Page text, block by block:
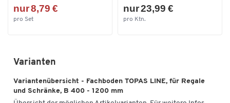
nur 8,79 €
pro Set
nur 23,99 €
pro Ktn.
Varianten
Variantenübersicht - Fachboden TOPAS LINE, für Regale
und Schränke, B 400 - 1200 mm